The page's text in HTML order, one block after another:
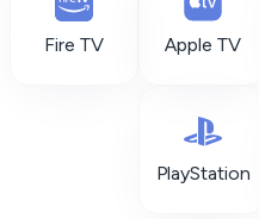
Fire TV Apple TV
PlayStation